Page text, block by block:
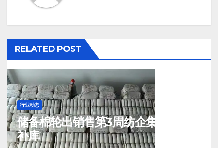
RELATED POST
行业动态
储备棉轮出销售第3周纺企集中入场
补库